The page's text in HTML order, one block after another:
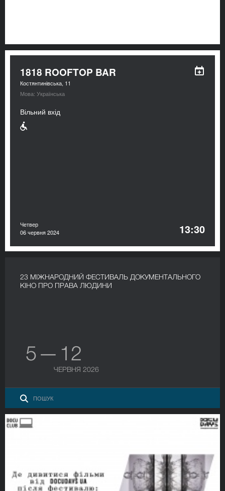
1818 ROOFTOP BAR
Костянтинівська, 11
Мова: Українська
Вільний вхід
Четвер
06 червня 2024
13:30
23 МІЖНАРОДНИЙ ФЕСТИВАЛЬ ДОКУМЕНТАЛЬНОГО
КІНО ПРО ПРАВА ЛЮДИНИ
5 — 12
ЧЕРВНЯ 2026